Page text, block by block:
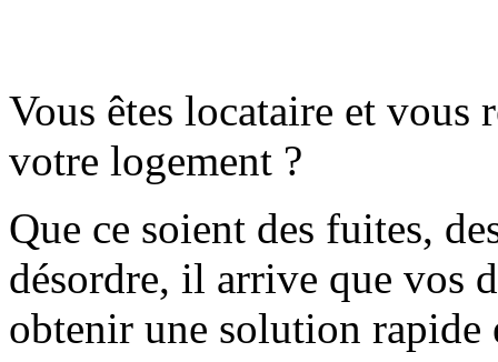
Vous êtes locataire et vous
votre logement ?
Que ce soient des fuites,
désordre, il arrive que vos
obtenir une solution rapide